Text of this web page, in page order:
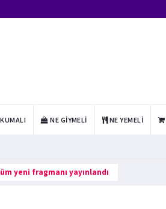
NE GIYMELI NE YEMELI
yeni fragmanı yayınlandı